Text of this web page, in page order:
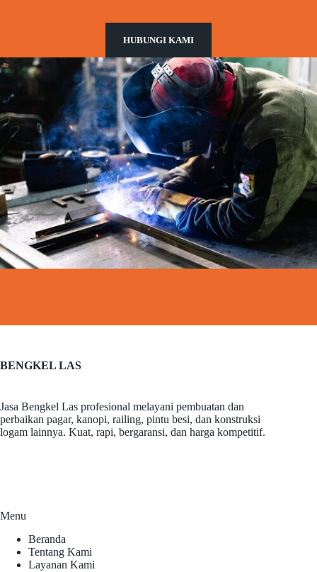
HUBUNGI KAMI
BENGKEL LAS
Jasa Bengkel Las profesional melayani pembuatan dan
perbaikan pagar, kanopi, railing, pintu besi, dan konstruksi
logam lainnya. Kuat, rapi, bergaransi, dan harga kompetitif.
Menu
Beranda
Tentang Kami
Layanan Kami